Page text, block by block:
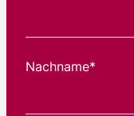
Nachname*